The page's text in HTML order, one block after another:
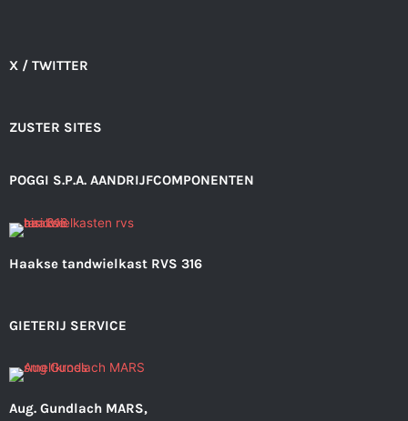
X / TWITTER
ZUSTER SITES
POGGI S.P.A. AANDRIJFCOMPONENTEN
Haakse tandwielkast RVS 316
GIETERIJ SERVICE
Aug. Gundlach MARS,